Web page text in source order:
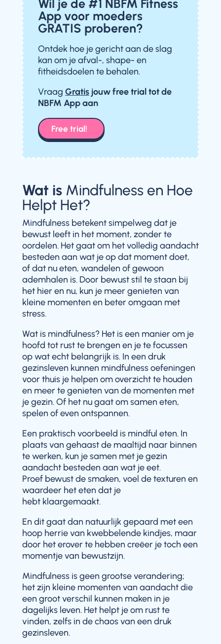
Wil je de #1 NBFM Fitness
App voor moeders
GRATIS proberen?
Ontdek hoe je gericht aan de slag
kan om je afval-, shape- en
fitheidsdoelen te behalen.
Vraag Gratisjouw free trialtot de
NBFM App aan
Free trial!
Wat isMindfulness en Hoe
Helpt Het?
Mindfulness betekent simpelweg dat je
bewust leeft in het moment, zonder te
oordelen. Het gaat om het volledig aandacht
besteden aan wat je op dat moment doet,
of dat nu eten, wandelen of gewoon
ademhalen is. Door bewust stil te staan bij
het hier en nu, kun je meer genieten van
kleine momenten en beter omgaan met
stress.
Wat is mindfulness? Het is een manier om je
hoofd tot rust te brengen en je te focussen
op wat echt belangrijk is. In een druk
gezinsleven kunnen mindfulness oefeningen
voor thuis je helpen om overzicht te houden
en meer te genieten van de momenten met
je gezin. Of het nu gaat om samen eten,
spelen of even ontspannen.
Een praktisch voorbeeld is mindful eten. In
plaats van gehaast de maaltijd naar binnen
te werken, kun je samen met je gezin
aandacht besteden aan wat je eet.
Proef bewust de smaken, voel de texturen en
waardeer het eten dat je
hebt klaargemaakt.
En dit gaat dan natuurlijk gepaard met een
hoop herrie van kwebbelende kindjes, maar
door het erover te hebben creëer je toch een
momentje van bewustzijn.
Mindfulness is geen grootse verandering;
het zijn kleine momenten van aandacht die
een groot verschil kunnen maken in je
dagelijks leven. Het helpt je om rust te
vinden, zelfs in de chaos van een druk
gezinsleven.